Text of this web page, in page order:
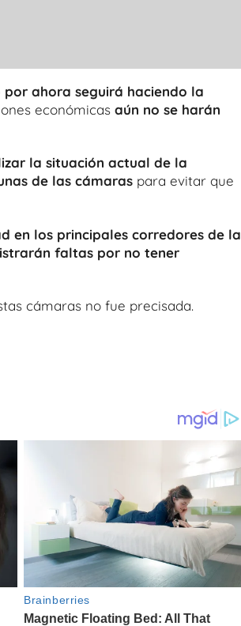
por ahora seguirá haciendo la
económicas aún no se harán
la situación actual de la
de las cámaras para evitar que
en los principales corredores de la
faltas por no tener
cámaras no fue precisada.